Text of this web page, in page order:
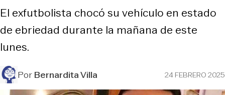
El exfutbolista chocó su vehículo en estado
de ebriedad durante la mañana de este
lunes.
PorBernardita Villa 24 FEBRERO 2025